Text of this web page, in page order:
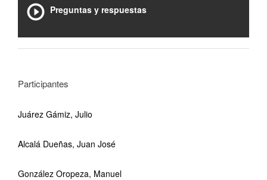
Preguntas y respuestas
Participantes
Juárez Gámiz, Julio
Alcalá Dueñas, Juan José
González Oropeza, Manuel